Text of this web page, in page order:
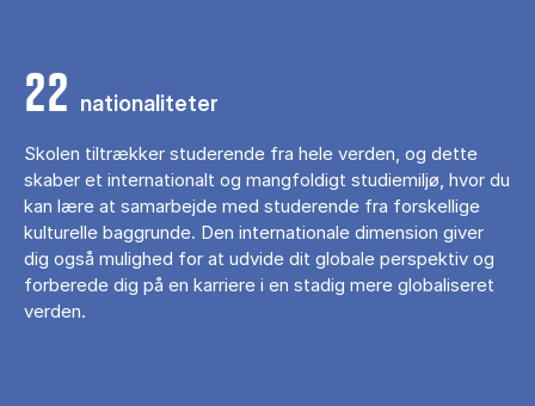
22 nationaliteter
Skolen tiltrækker studerende fra hele verden, og dette
skaber et internationalt og mangfoldigt studiemiljø, hvor du
kan lære at samarbejde med studerende fra forskellige
kulturelle baggrunde. Den internationale dimension giver
dig også mulighed for at udvide dit globale perspektiv og
forberede dig på en karriere i en stadig mere globaliseret
verden.